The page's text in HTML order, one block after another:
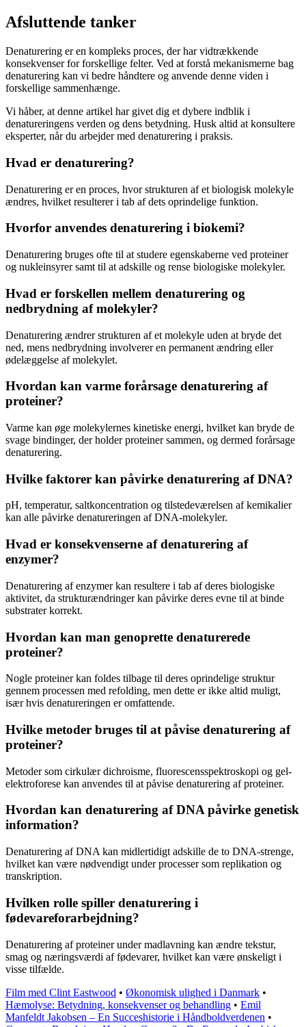
Afsluttende tanker
Denaturering er en kompleks proces, der har vidtrækkende
konsekvenser for forskellige felter. Ved at forstå mekanismerne bag
denaturering kan vi bedre håndtere og anvende denne viden i
forskellige sammenhænge.
Vi håber, at denne artikel har givet dig et dybere indblik i
denatureringens verden og dens betydning. Husk altid at konsultere
eksperter, når du arbejder med denaturering i praksis.
Hvad er denaturering?
Denaturering er en proces, hvor strukturen af et biologisk molekyle
ændres, hvilket resulterer i tab af dets oprindelige funktion.
Hvorfor anvendes denaturering i biokemi?
Denaturering bruges ofte til at studere egenskaberne ved proteiner
og nukleinsyrer samt til at adskille og rense biologiske molekyler.
Hvad er forskellen mellem denaturering og
nedbrydning af molekyler?
Denaturering ændrer strukturen af et molekyle uden at bryde det
ned, mens nedbrydning involverer en permanent ændring eller
ødelæggelse af molekylet.
Hvordan kan varme forårsage denaturering af
proteiner?
Varme kan øge molekylernes kinetiske energi, hvilket kan bryde de
svage bindinger, der holder proteiner sammen, og dermed forårsage
denaturering.
Hvilke faktorer kan påvirke denaturering af DNA?
pH, temperatur, saltkoncentration og tilstedeværelsen af kemikalier
kan alle påvirke denatureringen af DNA-molekyler.
Hvad er konsekvenserne af denaturering af
enzymer?
Denaturering af enzymer kan resultere i tab af deres biologiske
aktivitet, da strukturændringer kan påvirke deres evne til at binde
substrater korrekt.
Hvordan kan man genoprette denaturerede
proteiner?
Nogle proteiner kan foldes tilbage til deres oprindelige struktur
gennem processen med refolding, men dette er ikke altid muligt,
især hvis denatureringen er omfattende.
Hvilke metoder bruges til at påvise denaturering af
proteiner?
Metoder som cirkulær dichroisme, fluorescensspektroskopi og gel-
elektroforese kan anvendes til at påvise denaturering af proteiner.
Hvordan kan denaturering af DNA påvirke genetisk
information?
Denaturering af DNA kan midlertidigt adskille de to DNA-strenge,
hvilket kan være nødvendigt under processer som replikation og
transkription.
Hvilken rolle spiller denaturering i
fødevareforarbejdning?
Denaturering af proteiner under madlavning kan ændre tekstur,
smag og næringsværdi af fødevarer, hvilket kan være ønskeligt i
visse tilfælde.
Film med Clint Eastwood • Økonomisk ulighed i Danmark •
Hæmolyse: Betydning, konsekvenser og behandling • Emil
Manfeldt Jakobsen – En Succeshistorie i Håndboldverdenen •